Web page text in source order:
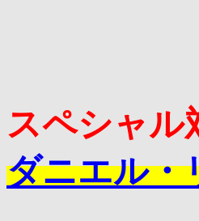
え？小
スペシャル
ダニエル・